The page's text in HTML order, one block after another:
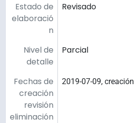
Estado de
elaboració
n
Revisado
Nivel de
detalle
Parcial
Fechas de
creación
revisión
eliminación
2019-07-09, creación